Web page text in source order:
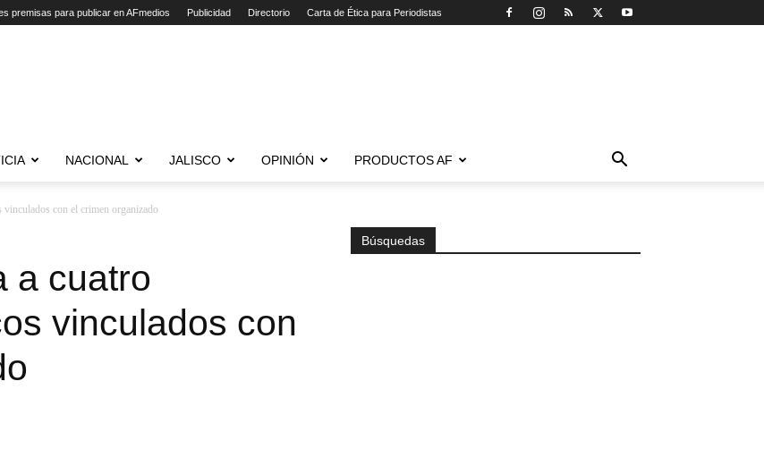
premisas para publicar en AFmedios Publicidad Directorio Carta de Ética para Periodistas
NACIONAL JALISCO OPINIÓN PRODUCTOS AF
vinculados con el crimen organizado
a cuatro
vinculados con
Búsquedas